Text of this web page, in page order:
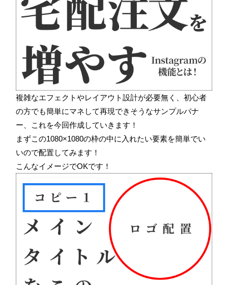
複雑なエフェクトやレイアウト設計が必要無く、初心者
の方でも簡単にマネして再現できそうなサンプルバナ
ー、これを今回作成していきます！
まずこの1080×1080の枠の中に入れたい要素を簡単でい
いので配置してみます！
こんなイメージでOKです！